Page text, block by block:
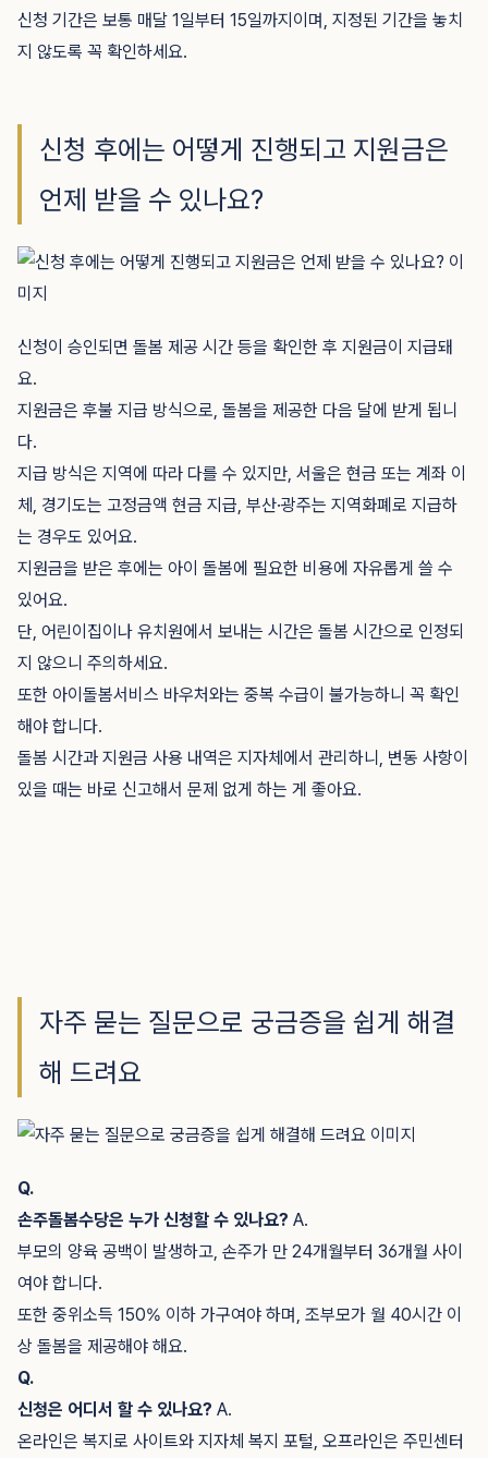
신청 기간은 보통 매달 1일부터 15일까지이며, 지정된 기간을 놓치
지 않도록 꼭 확인하세요.
신청 후에는 어떻게 진행되고 지원금은
언제 받을 수 있나요?
신청이 승인되면 돌봄 제공 시간 등을 확인한 후 지원금이 지급돼
요.
지원금은 후불 지급 방식으로, 돌봄을 제공한 다음 달에 받게 됩니
다.
지급 방식은 지역에 따라 다를 수 있지만, 서울은 현금 또는 계좌 이
체, 경기도는 고정금액 현금 지급, 부산·광주는 지역화폐로 지급하
는 경우도 있어요.
지원금을 받은 후에는 아이 돌봄에 필요한 비용에 자유롭게 쓸 수
있어요.
단, 어린이집이나 유치원에서 보내는 시간은 돌봄 시간으로 인정되
지 않으니 주의하세요.
또한 아이돌봄서비스 바우처와는 중복 수급이 불가능하니 꼭 확인
해야 합니다.
돌봄 시간과 지원금 사용 내역은 지자체에서 관리하니, 변동 사항이
있을 때는 바로 신고해서 문제 없게 하는 게 좋아요.
자주 묻는 질문으로 궁금증을 쉽게 해결
해 드려요
Q.
손주돌봄수당은 누가 신청할 수 있나요? A.
부모의 양육 공백이 발생하고, 손주가 만 24개월부터 36개월 사이
여야 합니다.
또한 중위소득 150% 이하 가구여야 하며, 조부모가 월 40시간 이
상 돌봄을 제공해야 해요.
Q.
신청은 어디서 할 수 있나요? A.
온라인은 복지로 사이트와 지자체 복지 포털, 오프라인은 주민센터